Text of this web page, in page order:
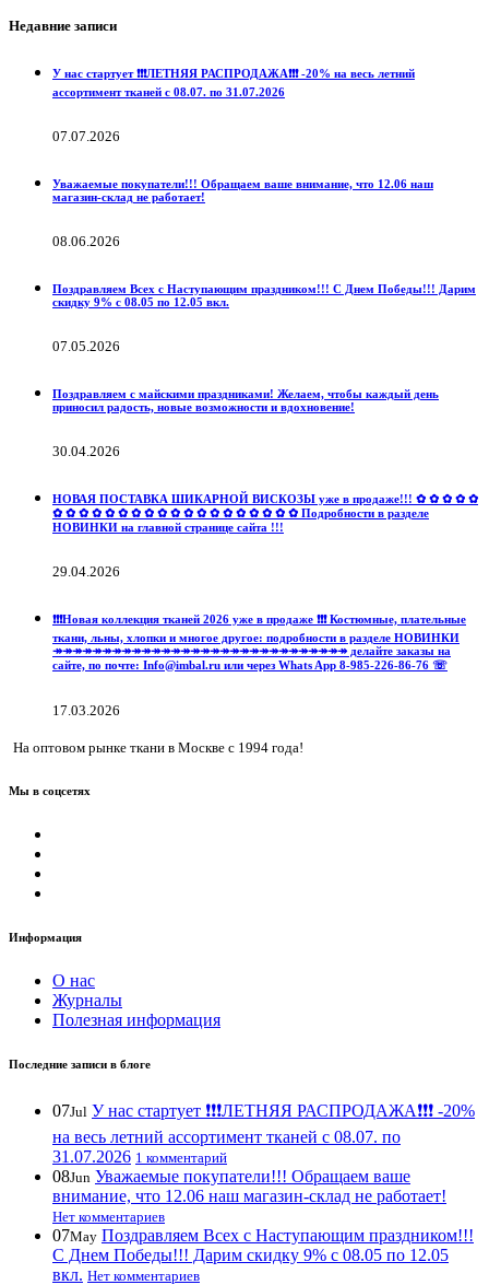
Недавние записи
У нас стартует ❗️❗️❗️ЛЕТНЯЯ РАСПРОДАЖА❗️❗️❗️ -20% на весь летний
ассортимент тканей с 08.07. по 31.07.2026
07.07.2026
Уважаемые покупатели!!! Обращаем ваше внимание, что 12.06 наш
магазин-склад не работает!
08.06.2026
Поздравляем Всех с Наступающим праздником!!! С Днем Победы!!! Дарим
скидку 9% с 08.05 по 12.05 вкл.
07.05.2026
Поздравляем с майскими праздниками! Желаем, чтобы каждый день
приносил радость, новые возможности и вдохновение!
30.04.2026
НОВАЯ ПОСТАВКА ШИКАРНОЙ ВИСКОЗЫ уже в продаже!!! ✿ ✿ ✿ ✿ ✿
✿ ✿ ✿ ✿ ✿ ✿ ✿ ✿ ✿ ✿ ✿ ✿ ✿ ✿ ✿ ✿ ✿ ✿ ✿ Подробности в разделе
НОВИНКИ на главной странице сайта !!!
29.04.2026
❗️❗️❗️Новая коллекция тканей 2026 уже в продаже ❗️❗️❗️ Костюмные, плательные
ткани, льны, хлопки и многое другое: подробности в разделе НОВИНКИ
↠↠↠↠↠↠↠↠↠↠↠↠↠↠↠↠↠↠↠↠↠↠↠↠↠↠↠↠↠↠ делайте заказы на
сайте, по почте: Info@imbal.ru или через Whats App 8-985-226-86-76 ☏
17.03.2026
На оптовом рынке ткани в Москве с 1994 года!
Мы в соцсетях
Информация
О нас
Журналы
Полезная информация
Последние записи в блоге
07Jul У нас стартует ❗️❗️❗️ЛЕТНЯЯ РАСПРОДАЖА❗️❗️❗️ -20%
на весь летний ассортимент тканей с 08.07. по
31.07.2026 1 комментарий
08Jun Уважаемые покупатели!!! Обращаем ваше
внимание, что 12.06 наш магазин-склад не работает!
Нет комментариев
07May Поздравляем Всех с Наступающим праздником!!!
С Днем Победы!!! Дарим скидку 9% с 08.05 по 12.05
вкл. Нет комментариев